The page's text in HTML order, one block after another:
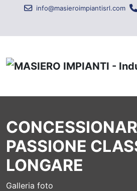
info@masieroimpiantisrl.com
PASSIONE
LONGARE
Galleria foto